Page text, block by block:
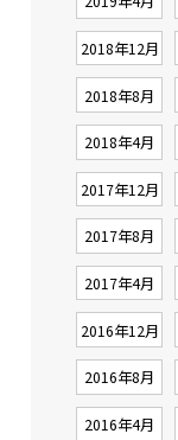
2018年12月
2018年8月
2018年4月
2017年12月
2017年8月
2017年4月
2016年12月
2016年8月
2016年4月